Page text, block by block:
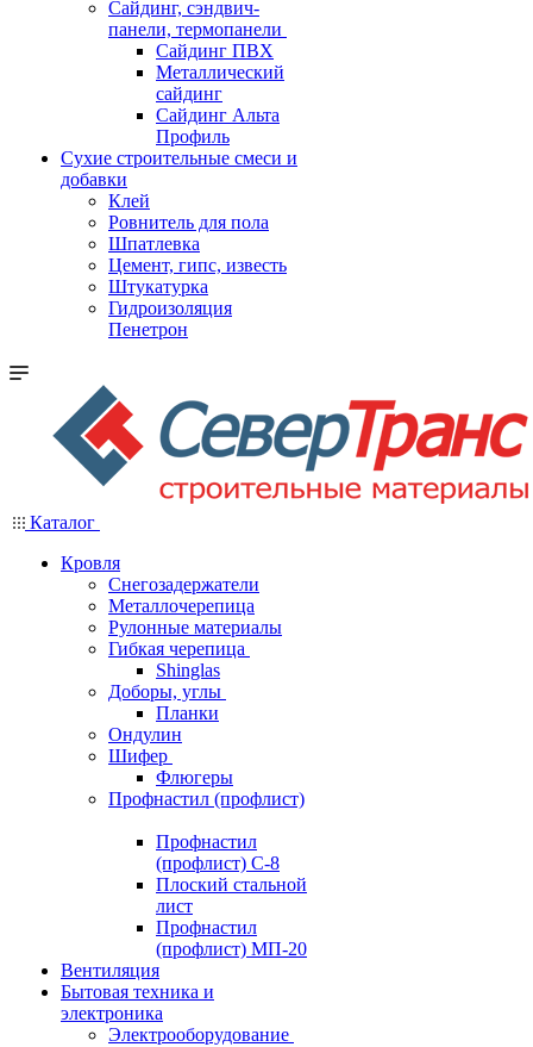
Cайдинг, сэндвич-
панели, термопанели
Сайдинг ПВХ
Металлический
сайдинг
Сайдинг Альта
Профиль
Сухие строительные смеси и
добавки
Клей
Ровнитель для пола
Шпатлевка
Цемент, гипс, известь
Штукатурка
Гидроизоляция
Пенетрон
Каталог
Кровля
Снегозадержатели
Металлочерепица
Рулонные материалы
Гибкая черепица
Shinglas
Доборы, углы
Планки
Ондулин
Шифер
Флюгеры
Профнастил (профлист)
Профнастил
(профлист) С-8
Плоский стальной
лист
Профнастил
(профлист) МП-20
Вентиляция
Бытовая техника и
электроника
Электрооборудование